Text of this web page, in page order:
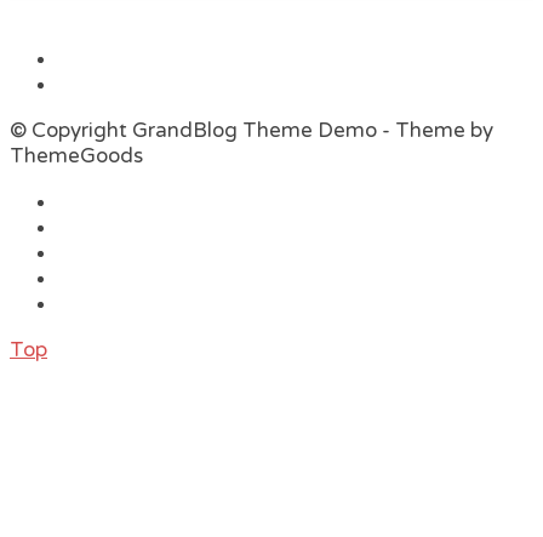
© Copyright GrandBlog Theme Demo - Theme by
ThemeGoods
Top